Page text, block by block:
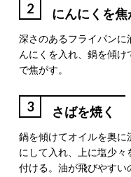
2 にんにくを焦
深さのあるフライパンに
んにくを入れ、鍋を傾
で焦がす。
3 さばを焼く
鍋を傾けてオイルを奥に
にして入れ、上に塩少々
付ける。油が飛びやすい